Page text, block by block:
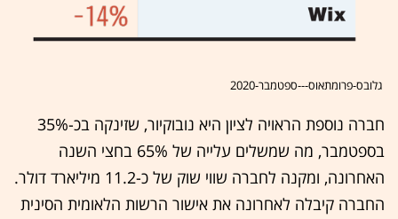
גלובס-פרומתאוס---ספטמבר-2020
חברה נוספת הראויה לציון היא נובוקיור, שזינקה בכ-35%
בספטמבר, מה שמשלים עלייה של 65% בחצי השנה
האחרונה, ומקנה לחברה שווי שוק של כ-11.2 מיליארד דולר.
החברה קיבלה לאחרונה את אישור הרשות הלאומית הסינית